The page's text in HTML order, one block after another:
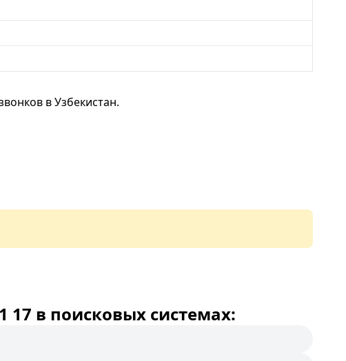
в Узбекистан.
в поисковых системах: